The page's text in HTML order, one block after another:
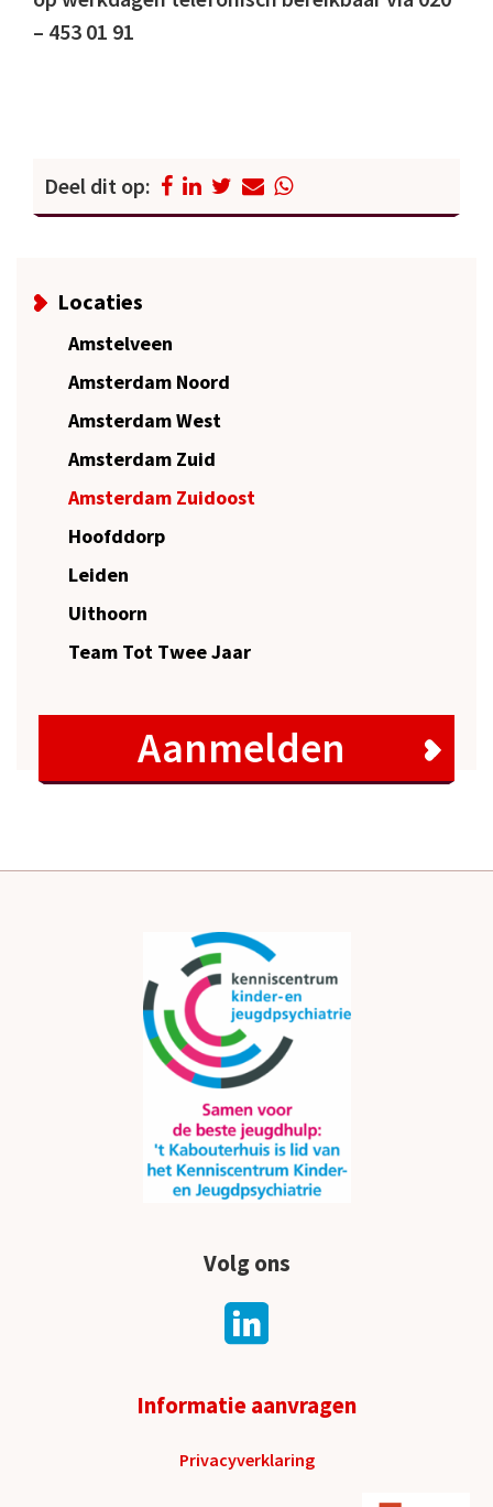
– 453 01 91
Deel dit op:
Locaties
Amstelveen
Amsterdam Noord
Amsterdam West
Amsterdam Zuid
Amsterdam Zuidoost
Hoofddorp
Leiden
Uithoorn
Team Tot Twee Jaar
Aanmelden
Volg ons
Informatie aanvragen
Privacyverklaring